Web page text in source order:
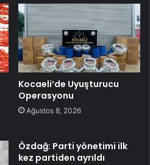
Kocaeli’de Uyuşturucu
Operasyonu
Ağustos 8, 2026
Özdağ: Parti yönetimi ilk
kez partiden ayrıldı